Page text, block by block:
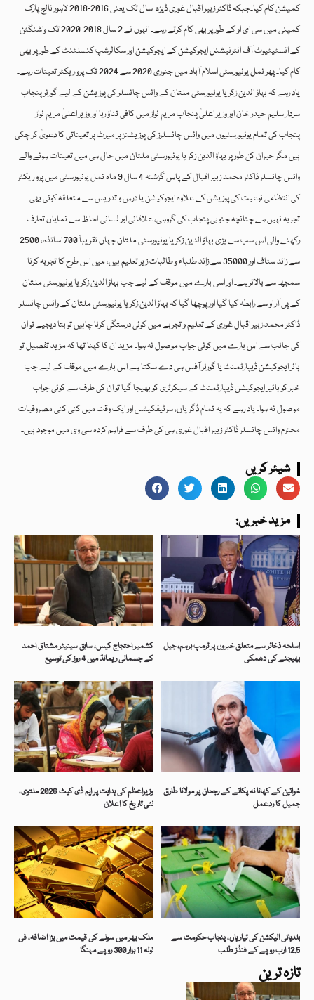
تازہ ترین
کمیشن کام کیا۔جبکہ ڈاکٹر زبیر اقبال غوری ڈیڑھ سال تک یعنی 2016-2018 لاہور نالج پارک
کمپنی میں سی ای او کے طور پر بھی کام کرتے رہے۔ انہوں نے 2 سال 2018-2020 تک واشنگٹن
کے انسٹیٹیوٹ آف انٹرنیشنل ایجوکیشن کے ایجوکیشن اور سکالرشپ کنسلٹنٹ کے طور پر بھی
کام کیا۔ پھر نمل یونیورسٹی اسلام آباد میں جنوری 2020 سے 2024 تک پرو ریکٹر تعینات رہے۔
یاد رہے کہ بہاؤ الدین زکریا یونیورسٹی ملتان کے وائس چانسلر کی پوزیشن کے لیے گورنر پنجاب
سردار سلیم حیدر خان اور وزیر اعلیٰ پنجاب مریم نواز میں کافی تناؤ رہا اور وزیر اعلیٰ مریم نواز
پنجاب کی تمام یونیورسٹیوں میں وائس چانسلرز کی پوزیشنز پر میرٹ پر تعیناتی کا دعویٰ کر چکی
ہیں مگر حیران کن طور پر بہاؤ الدین زکریا یونیورسٹی ملتان میں حال ہی میں تعینات ہونے والے
وائس چانسلر ڈاکٹر محمد زبیر اقبال کے پاس گزشتہ 4 سال 9 ماہ نمل یونیورسٹی میں پرو ریکٹر
کی انتظامی نوعیت کی پوزیشن کے علاوہ ایجوکیشن یا درس و تدریس سے متعلقہ کوئی بھی
تجربہ نہیں ہے چنانچہ جنوبی پنجاب کی گروہی، علاقائی اور لسانی لحاظ سے نمایاں تعارف
رکھنے والی اس سب سے بڑی بہاؤ الدین زکریا یونیورسٹی ملتان جہاں تقریباً 700 اساتذہ، 2500
سے زائد سٹاف اور 35000 سے زائد طلباء و طالبات زیر تعلیم ہیں، میں اس طرح کا تجربہ کرنا
سمجھ سے بالاتر ہے۔ اور اسی بارے میں موقف کے لیے جب بہاؤ الدین زکریا یونیورسٹی ملتان
کے پی آر او سے رابطہ کیا گیا اور پوچھا گیا کہ بہاؤ الدین زکریا یونیورسٹی ملتان کے وائس چانسلر
ڈاکٹر محمد زبیر اقبال غوری کے تعلیم و تجربے میں کوئی درستگی کرنا چاہیں تو بتا دیجیے تو ان
کی جانب سے اس بارے میں کوئی جواب موصول نہ ہوا۔ مزید ان کا کہنا تھا کہ مزید تفصیل تو
ہائر ایجوکیشن ڈیپارٹمنٹ یا گورنر آفس ہی دے سکتا ہے اس بارے میں موقف کے لیے جب
خبر کو ہائیر ایجوکیشن ڈیپارٹمنٹ کے سیکرٹری کو بھیجا گیا تو ان کی طرف سے کوئی جواب
موصول نہ ہوا۔ یاد رہے کہ یہ تمام ڈگریاں، سرٹیفکیٹس اور ایک وقت میں کئی کئی مصروفیات
محترم وائس چانسلر ڈاکٹر زبیر اقبال غوری ہی کی طرف سے فراہم کردہ سی وی میں موجود ہیں۔
شیئر کریں
:مزید خبریں
کشمیر احتجاج کیس، سابق سینیٹر مشتاق احمد
کے جسمانی ریمانڈ میں 4 روز کی توسیع
اسلحہ ذخائر سے متعلق خبروں پر ٹرمپ برہم، جیل
بھیجنے کی دھمکی
وزیراعظم کی ہدایت پر ایم ڈی کیٹ 2026 ملتوی،
نئی تاریخ کا اعلان
خواتین کے کھانا نہ پکانے کے رجحان پر مولانا طارق
جمیل کا ردعمل
ملک بھر میں سونے کی قیمت میں بڑا اضافہ، فی
تولہ 11 ہزار 300 روپے مہنگا
بلدیاتی الیکشن کی تیاریاں، پنجاب حکومت سے
12.5 ارب روپے کے فنڈز طلب